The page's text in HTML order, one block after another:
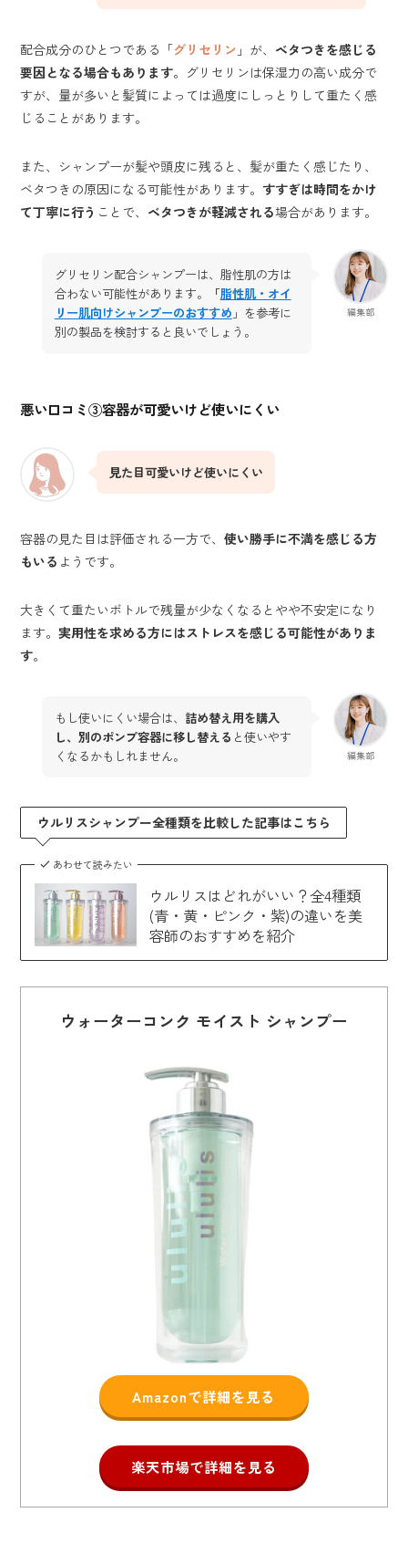
配合成分のひとつである「グリセリン 」が、 ベタつきを感じる
要因となる場合もあります。グリセリンは保湿力の高い成分で
すが、量が多いと髪質によっては過度にしっとりして重たく感
じることがあります。
また、シャンプーが髪や頭皮に残ると、髪が重たく感じたり、
ベタつきの原因になる可能性があります。すすぎは時間をかけ
て丁寧に行う ことで、 ベタつきが軽減される場合があります。
編集部
グリセリン配合シャンプーは、脂性肌の方は
合わない可能性があります。
「脂性肌・オイ
リー肌向けシャンプーのおすすめ 」を参考に
別の製品を検討すると良いでしょう。
悪い口コミ③容器が可愛いけど使いにくい
見た目可愛いけど使いにくい
容器の見た目は評価される一方で、使い勝手に不満を感じる方
もいる ようです。
大きくて重たいボトルで残量が少なくなるとやや不安定になり
ます。実用性を求める方にはストレスを感じる可能性がありま
す。
編集部
もし使いにくい場合は、 詰め替え用を購入
し、別のポンプ容器に移し替える と使いやす
くなるかもしれません。
ウルリスシャンプー全種類を比較した記事はこちら
あわせて読みたい
ウルリスはどれがいい？全4種類
(青・黄・ピンク・紫)の違いを美
容師のおすすめを紹介
ウォーターコンク モイスト シャンプー
Amazonで詳細を見る
楽天市場で詳細を見る